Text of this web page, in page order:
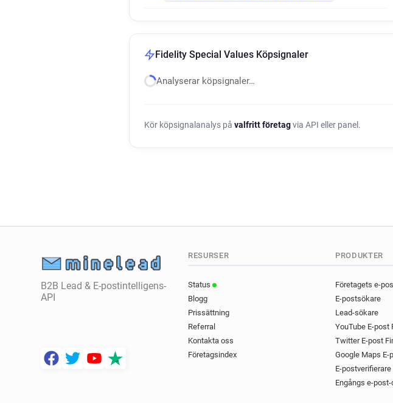
Fidelity Special Values Köpsignaler
Analyserar köpsignaler…
Kör köpsignalanalys på valfritt företagvia API eller panel.
B2B Lead & E-postintelligens-
API
RESURSER
Status
Blogg
Prissättning
Referral
Kontakta oss
Företagsindex
PRODUKTER
Företagets e-
E-postsökare
Lead-sökare
YouTube E-post
Twitter E-post
Google Maps E-
E-postverifierare
Engångs e-